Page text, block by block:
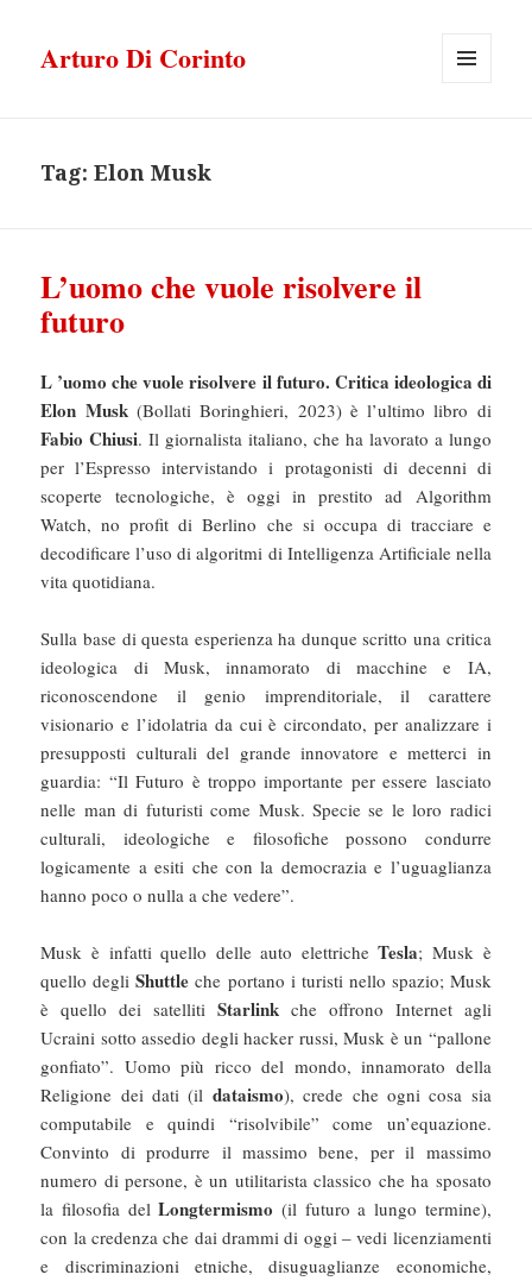
Arturo Di Corinto
Tag:Elon Musk
L’uomo che vuole risolvere il
futuro
L ’uomo che vuole risolvere il futuro. Critica ideologica di
Elon Musk(Bollati Boringhieri, 2023) è l’ultimo libro di
Fabio Chiusi. Il giornalista italiano, che ha lavorato a lungo
per l’Espresso intervistando i protagonisti di decenni di
scoperte tecnologiche, è oggi in prestito ad Algorithm
Watch, no profit di Berlino che si occupa di tracciare e
decodificare l’uso di algoritmi di Intelligenza Artificiale nella
vita quotidiana.
Sulla base di questa esperienza ha dunque scritto una critica
ideologica di Musk, innamorato di macchine e IA,
riconoscendone il genio imprenditoriale, il carattere
visionario e l’idolatria da cui è circondato, per analizzare i
presupposti culturali del grande innovatore e metterci in
guardia: “Il Futuro è troppo importante per essere lasciato
nelle man di futuristi come Musk. Specie se le loro radici
culturali, ideologiche e filosofiche possono condurre
logicamente a esiti che con la democrazia e l’uguaglianza
hanno poco o nulla a che vedere”.
Musk è infatti quello delle auto elettricheTesla; Musk è
quello degliShuttle che portano i turisti nello spazio; Musk
è quello dei satelliti Starlink che offrono Internet agli
Ucraini sotto assedio degli hacker russi, Musk è un “pallone
gonfiato”. Uomo più ricco del mondo, innamorato della
Religione dei dati (il dataismo), crede che ogni cosa sia
computabile e quindi “risolvibile” come un’equazione.
Convinto di produrre il massimo bene, per il massimo
numero di persone, è un utilitarista classico che ha sposato
la filosofia delLongtermismo(il futuro a lungo termine),
con la credenza che dai drammi di oggi – vedi licenziamenti
e discriminazioni etniche, disuguaglianze economiche,